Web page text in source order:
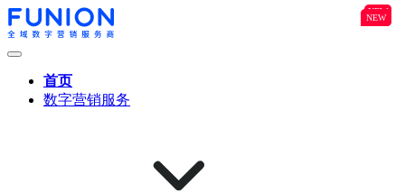
首页
数字营销服务
B2B
NEW
NEW
NEW